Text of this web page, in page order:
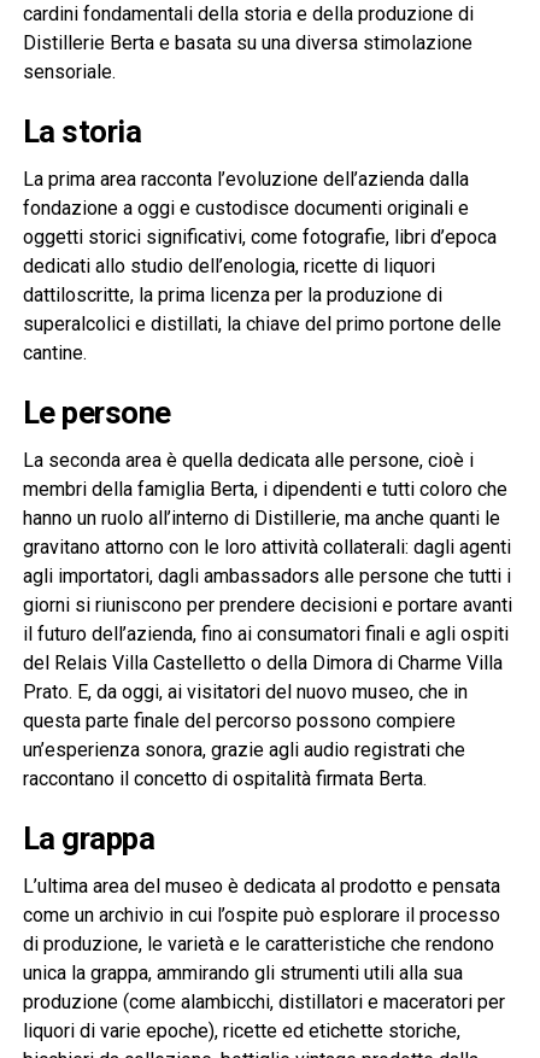
cardini fondamentali della storia e della produzione di
Distillerie Berta e basata su una diversa stimolazione
sensoriale.
La storia
La prima area racconta l’evoluzione dell’azienda dalla
fondazione a oggi e custodisce documenti originali e
oggetti storici significativi, come fotografie, libri d’epoca
dedicati allo studio dell’enologia, ricette di liquori
dattiloscritte, la prima licenza per la produzione di
superalcolici e distillati, la chiave del primo portone delle
cantine.
Le persone
La seconda area è quella dedicata alle persone, cioè i
membri della famiglia Berta, i dipendenti e tutti coloro che
hanno un ruolo all’interno di Distillerie, ma anche quanti le
gravitano attorno con le loro attività collaterali: dagli agenti
agli importatori, dagli ambassadors alle persone che tutti i
giorni si riuniscono per prendere decisioni e portare avanti
il futuro dell’azienda, fino ai consumatori finali e agli ospiti
del Relais Villa Castelletto o della Dimora di Charme Villa
Prato. E, da oggi, ai visitatori del nuovo museo, che in
questa parte finale del percorso possono compiere
un’esperienza sonora, grazie agli audio registrati che
raccontano il concetto di ospitalità firmata Berta.
La grappa
L’ultima area del museo è dedicata al prodotto e pensata
come un archivio in cui l’ospite può esplorare il processo
di produzione, le varietà e le caratteristiche che rendono
unica la grappa, ammirando gli strumenti utili alla sua
produzione (come alambicchi, distillatori e maceratori per
liquori di varie epoche), ricette ed etichette storiche,